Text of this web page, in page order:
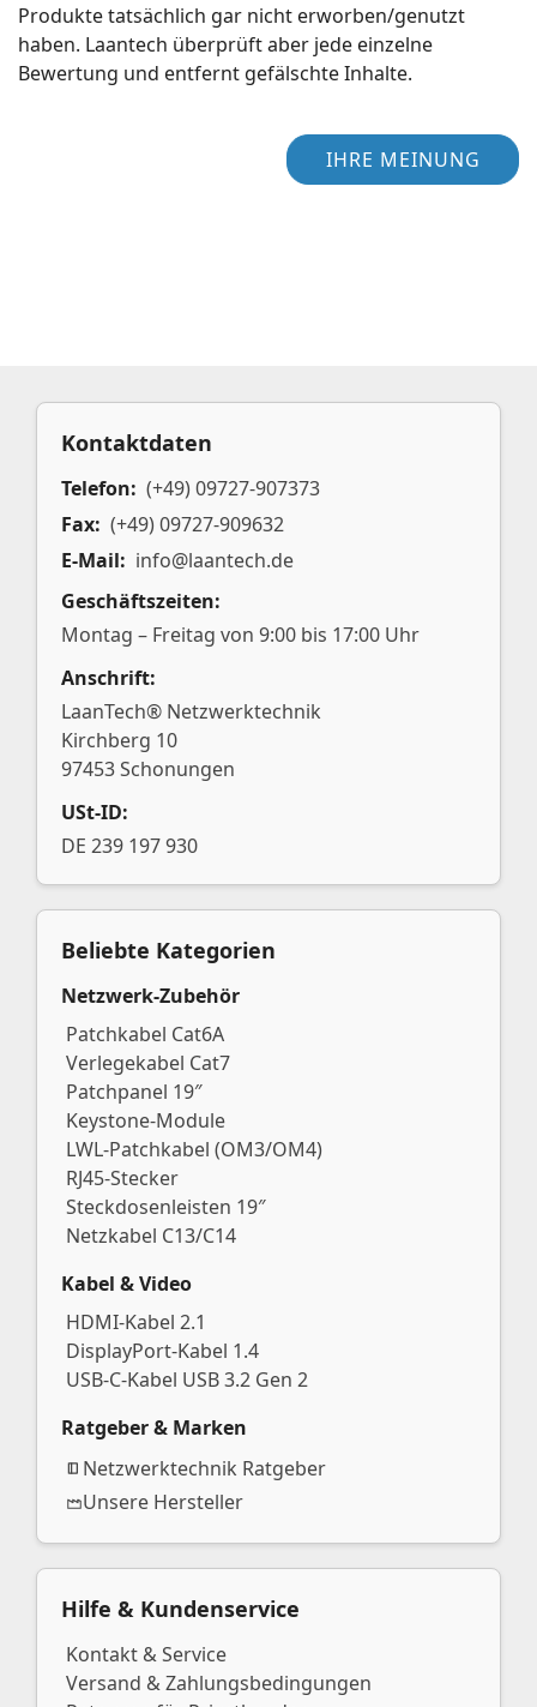
Produkte tatsächlich gar nicht erworben/genutzt
haben. Laantech überprüft aber jede einzelne
Bewertung und entfernt gefälschte Inhalte.
IHRE MEINUNG
Kontaktdaten
Telefon: (+49) 09727-907373
Fax: (+49) 09727-909632
E-Mail: info@laantech.de
Geschäftszeiten:
Montag – Freitag von 9:00 bis 17:00 Uhr
Anschrift:
LaanTech® Netzwerktechnik
Kirchberg 10
97453 Schonungen
USt-ID:
DE 239 197 930
Beliebte Kategorien
Netzwerk-Zubehör
Patchkabel Cat6A
Verlegekabel Cat7
Patchpanel 19″
Keystone-Module
LWL-Patchkabel (OM3/OM4)
RJ45-Stecker
Steckdosenleisten 19″
Netzkabel C13/C14
Kabel & Video
HDMI-Kabel 2.1
DisplayPort-Kabel 1.4
USB-C-Kabel USB 3.2 Gen 2
Ratgeber & Marken
Netzwerktechnik Ratgeber
Unsere Hersteller
Hilfe & Kundenservice
Kontakt & Service
Versand & Zahlungsbedingungen